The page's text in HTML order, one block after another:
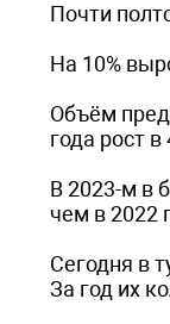
Почти
На 10%
Объём
года рост в
В 2023-м в
чем в 2022
Сегодня в
За год их